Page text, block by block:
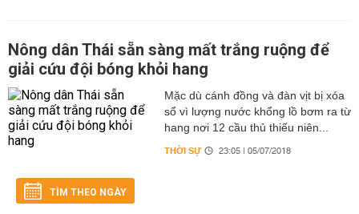
Nông dân Thái sẵn sàng mất trắng ruộng để
giải cứu đội bóng khỏi hang
Mặc dù cánh đồng và đàn vịt bị xóa
sổ vì lượng nước khổng lồ bơm ra từ
hang nơi 12 cầu thủ thiếu niên...
THỜI SỰ 23:05 | 05/07/2018
TÌM THEO NGÀY